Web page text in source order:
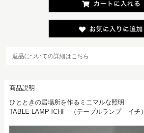
返品についての詳細はこちら
商品説明
ひとときの居場所を作るミニマルな照明
TABLE LAMP ICHI （テーブルランプ イチ）